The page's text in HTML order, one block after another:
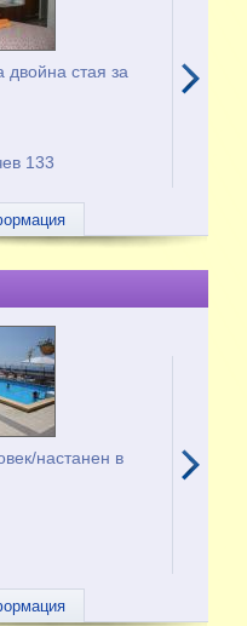
стая за
133
настанен в